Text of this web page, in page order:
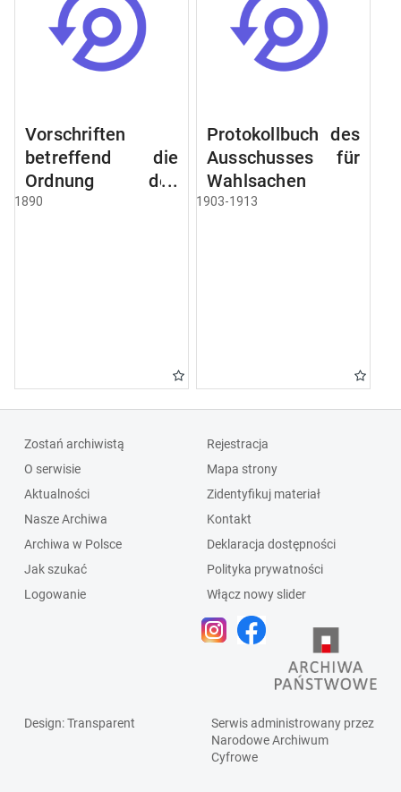
Vorschriften
betreffend die
Ordnung des
Geschäftsganges
1890
Protokollbuch des
Ausschusses für
Wahlsachen
1903-1913
Zostań archiwistą
O serwisie
Aktualności
Nasze Archiwa
Archiwa w Polsce
Jak szukać
Logowanie
Rejestracja
Mapa strony
Zidentyfikuj materiał
Kontakt
Deklaracja dostępności
Polityka prywatności
Włącz nowy slider
Design: Transparent
Serwis administrowany przez
Narodowe Archiwum
Cyfrowe